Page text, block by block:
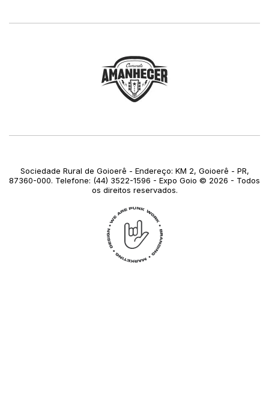
Sociedade Rural de Goioerê - Endereço: KM 2, Goioerê - PR,
87360-000. Telefone: (44) 3522-1596 - Expo Goio © 2026 - Todos
os direitos reservados.